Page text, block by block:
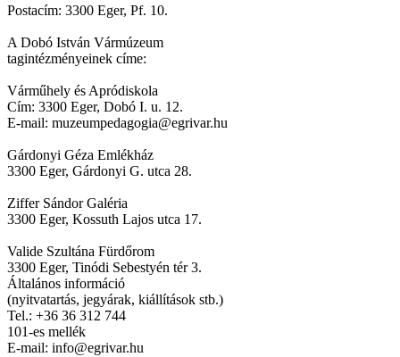
Postacím: 3300 Eger, Pf. 10.
A Dobó István Vármúzeum
tagintézményeinek címe:
Várműhely és Apródiskola
Cím: 3300 Eger, Dobó I. u. 12.
E-mail: muzeumpedagogia@egrivar.hu
Gárdonyi Géza Emlékház
3300 Eger, Gárdonyi G. utca 28.
Ziffer Sándor Galéria
3300 Eger, Kossuth Lajos utca 17.
Valide Szultána Fürdőrom
3300 Eger, Tinódi Sebestyén tér 3.
Általános információ
(nyitvatartás, jegyárak, kiállítások stb.)
Tel.: +36 36 312 744
101-es mellék
E-mail: info@egrivar.hu